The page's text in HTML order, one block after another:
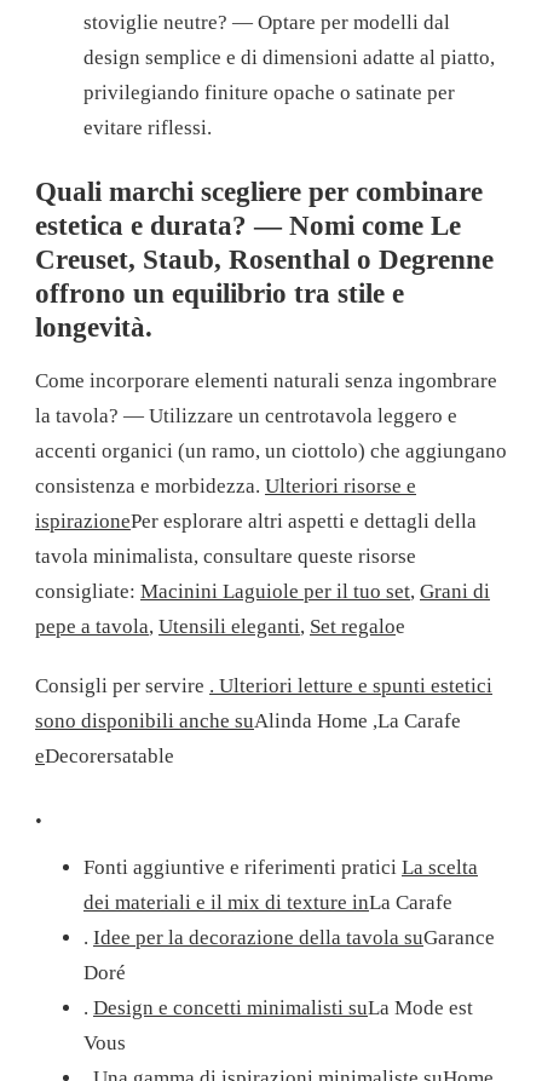
stoviglie neutre? — Optare per modelli dal
design semplice e di dimensioni adatte al piatto,
privilegiando finiture opache o satinate per
evitare riflessi.
Quali marchi scegliere per combinare
estetica e durata? — Nomi come Le
Creuset, Staub, Rosenthal o Degrenne
offrono un equilibrio tra stile e
longevità.
Come incorporare elementi naturali senza ingombrare
la tavola? — Utilizzare un centrotavola leggero e
accenti organici (un ramo, un ciottolo) che aggiungano
consistenza e morbidezza. Ulteriori risorse e
ispirazionePer esplorare altri aspetti e dettagli della
tavola minimalista, consultare queste risorse
consigliate: Macinini Laguiole per il tuo set, Grani di
pepe a tavola, Utensili eleganti, Set regaloe
Consigli per servire . Ulteriori letture e spunti estetici
sono disponibili anche suAlinda Home ,La Carafe
eDecorersatable
.
Fonti aggiuntive e riferimenti pratici La scelta
dei materiali e il mix di texture inLa Carafe
. Idee per la decorazione della tavola suGarance
Doré
. Design e concetti minimalisti suLa Mode est
Vous